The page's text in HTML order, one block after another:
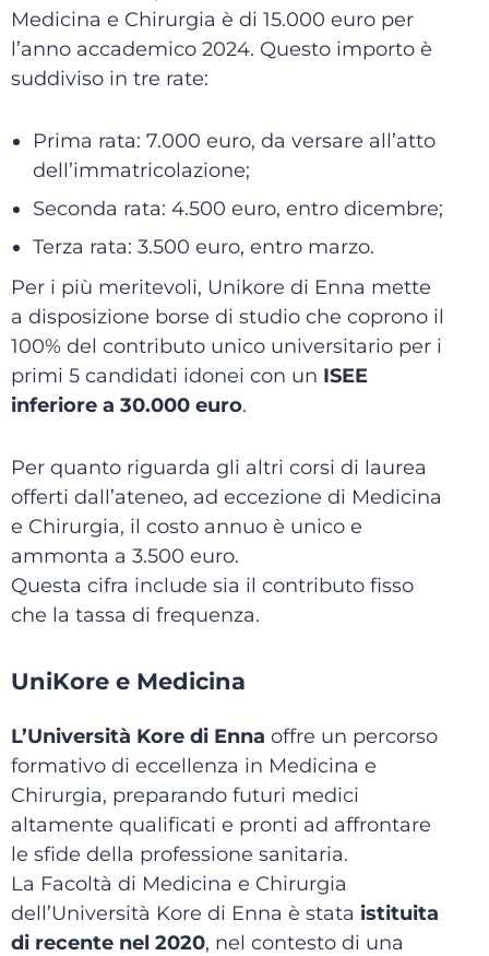
Medicina e Chirurgia è di 15.000 euro per
l’anno accademico 2024. Questo importo è
suddiviso in tre rate:
Prima rata: 7.000 euro, da versare all’atto
dell’immatricolazione;
Seconda rata: 4.500 euro, entro dicembre;
Terza rata: 3.500 euro, entro marzo.
Per i più meritevoli, Unikore di Enna mette
a disposizione borse di studio che coprono il
100% del contributo unico universitario per i
primi 5 candidati idonei con un ISEE
inferiore a 30.000 euro.
Per quanto riguarda gli altri corsi di laurea
offerti dall’ateneo, ad eccezione di Medicina
e Chirurgia, il costo annuo è unico e
ammonta a 3.500 euro.
Questa cifra include sia il contributo fisso
che la tassa di frequenza.
UniKore e Medicina
L’Università Kore di Enna offre un percorso
formativo di eccellenza in Medicina e
Chirurgia, preparando futuri medici
altamente qualificati e pronti ad affrontare
le sfide della professione sanitaria.
La Facoltà di Medicina e Chirurgia
dell’Università Kore di Enna è stata istituita
di recente nel 2020, nel contesto di una